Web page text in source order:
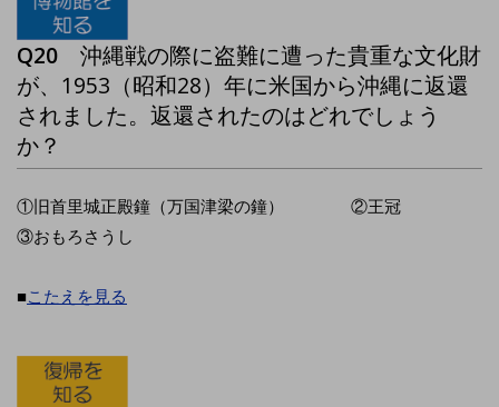
Q20 沖縄戦の際に盗難に遭った貴重な文化財
が、1953（昭和28）年に米国から沖縄に返還
されました。返還されたのはどれでしょう
か？
①旧首里城正殿鐘（万国津梁の鐘） ②王冠
③おもろさうし
■こたえを見る